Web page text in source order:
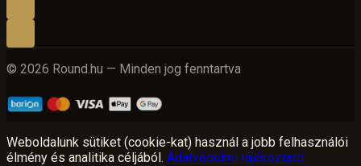
© 2026 Round.hu — Minden jog fenntartva
Weboldalunk sütiket (cookie-kat) használ a jobb felhasználói
élmény és analitika céljából. Adatvédelmi tájékoztató